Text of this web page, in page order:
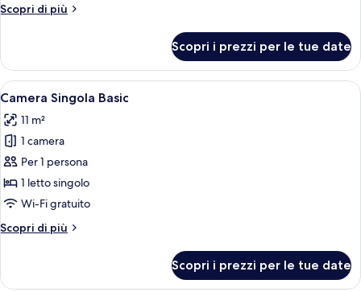
Frontale
Scopri di più
Altri
Quadrupla
Vista
Mare
Scopri i prezzi per le tue date
Apri
tutte
le
foto
per
Camera
Singola
Camera d'albergo con un letto
4
Camera Singola Basic
11 m²
1 camera
Per 1 persona
1 letto singolo
Wi-Fi gratuito
Scopri di più
Altri
Singola
Scopri i prezzi per le tue date